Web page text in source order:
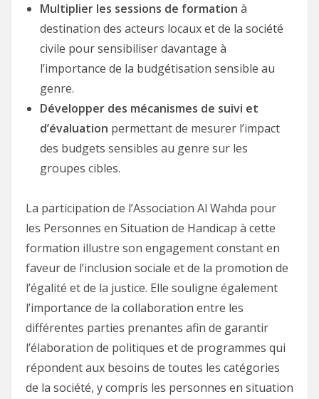
Multiplier les sessions de formation à
destination des acteurs locaux et de la société
civile pour sensibiliser davantage à
l’importance de la budgétisation sensible au
genre.
Développer des mécanismes de suivi et
d’évaluation permettant de mesurer l’impact
des budgets sensibles au genre sur les
groupes cibles.
La participation de l’Association Al Wahda pour
les Personnes en Situation de Handicap à cette
formation illustre son engagement constant en
faveur de l’inclusion sociale et de la promotion de
l’égalité et de la justice. Elle souligne également
l’importance de la collaboration entre les
différentes parties prenantes afin de garantir
l’élaboration de politiques et de programmes qui
répondent aux besoins de toutes les catégories
de la société, y compris les personnes en situation